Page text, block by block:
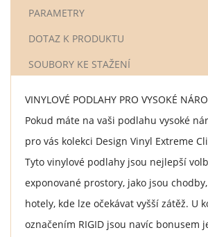
PARAMETRY
DOTAZ K PRODUKTU
SOUBORY KE STAŽENÍ
VINYLOVÉ PODLAHY PRO VYSOKÉ
Pokud máte na vaši podlahu vysoké
pro vás kolekci Design Vinyl Extreme
Tyto vinylové podlahy jsou nejlepší
exponované prostory, jako jsou
hotely, kde lze očekávat vyšší zátěž. U
označením RIGID jsou navíc bonusem